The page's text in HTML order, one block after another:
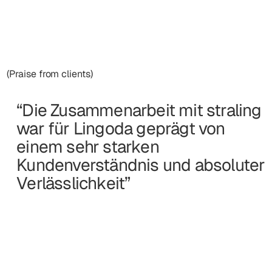
(Praise from clients)
“Die Zusammenarbeit mit straling
war für Lingoda geprägt von
einem sehr starken
Kundenverständnis und absoluter
Verlässlichkeit”